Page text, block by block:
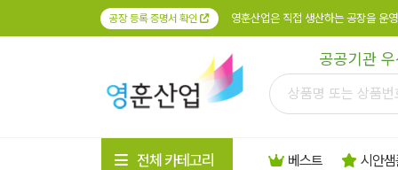
공장 등록 증명서 확인 영훈산업은 직접 생산하는 공장을 운
공공기관
전체 카테고리 베스트 시안